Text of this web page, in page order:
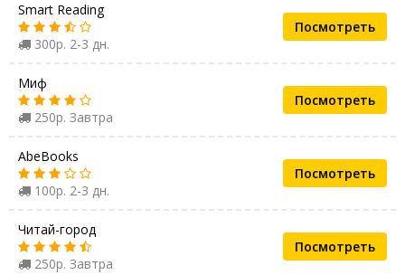
Smart Reading
300р. 2-3 дн.
Посмотреть
Миф
250р. Завтра
Посмотреть
AbeBooks
100р. 2-3 дн.
Посмотреть
Читай-город
250р. Завтра
Посмотреть